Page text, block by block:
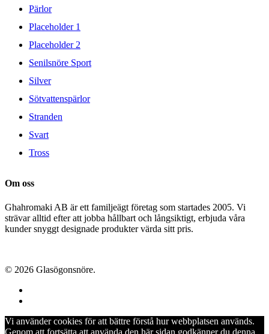
Pärlor
Placeholder 1
Placeholder 2
Senilsnöre Sport
Silver
Sötvattenspärlor
Stranden
Svart
Tross
Om oss
Ghahromaki AB är ett familjeägt företag som startades 2005. Vi
strävar alltid efter att jobba hållbart och långsiktigt, erbjuda våra
kunder snyggt designade produkter värda sitt pris.
© 2026 Glasögonsnöre.
Vi använder cookies för att bättre förstå hur webbplatsen används.
Genom att fortsätta att använda den här sidan godkänner du denna